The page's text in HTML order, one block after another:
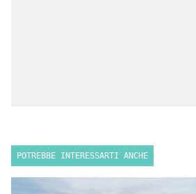
POTREBBE INTERESSARTI ANCHE